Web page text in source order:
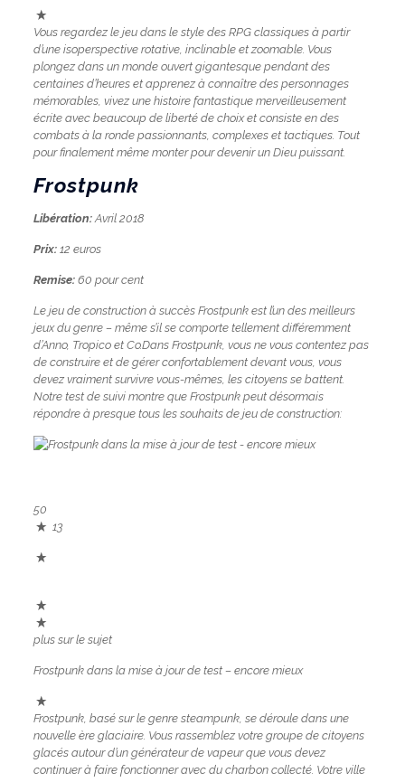
Vous regardez le jeu dans le style des RPG classiques à partir
d’une isoperspective rotative, inclinable et zoomable. Vous
plongez dans un monde ouvert gigantesque pendant des
centaines d’heures et apprenez à connaître des personnages
mémorables, vivez une histoire fantastique merveilleusement
écrite avec beaucoup de liberté de choix et consiste en des
combats à la ronde passionnants, complexes et tactiques. Tout
pour finalement même monter pour devenir un Dieu puissant.
Frostpunk
Libération:Avril 2018
Prix:12 euros
Remise:60 pour cent
Le jeu de construction à succès Frostpunk est l’un des meilleurs
jeux du genre – même s’il se comporte tellement différemment
d’Anno, Tropico et Co.Dans Frostpunk, vous ne vous contentez pas
de construire et de gérer confortablement devant vous, vous
devez vraiment survivre vous-mêmes, les citoyens se battent.
Notre test de suivi montre que Frostpunk peut désormais
répondre à presque tous les souhaits de jeu de construction:
50
13
plus sur le sujet
Frostpunk dans la mise à jour de test – encore mieux
Frostpunk, basé sur le genre steampunk, se déroule dans une
nouvelle ère glaciaire. Vous rassemblez votre groupe de citoyens
glacés autour d’un générateur de vapeur que vous devez
continuer à faire fonctionner avec du charbon collecté. Votre ville